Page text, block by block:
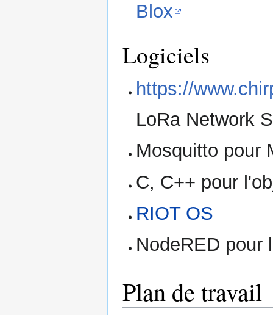
Blox
Logiciels
https://
LoRa Network
Mosquitto pour
C, C++ pour
RIOT OS
NodeRED pour
Plan de travail